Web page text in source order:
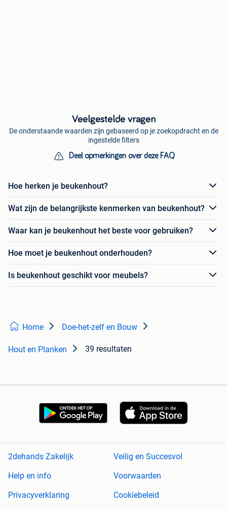
Veelgestelde vragen
De onderstaande waarden zijn gebaseerd op je zoekopdracht en de
ingestelde filters
Deel opmerkingen over deze FAQ
Hoe herken je beukenhout?
Wat zijn de belangrijkste kenmerken van beukenhout?
Waar kan je beukenhout het beste voor gebruiken?
Hoe moet je beukenhout onderhouden?
Is beukenhout geschikt voor meubels?
Home Doe-het-zelf en Bouw
Hout en Planken 39 resultaten
2dehands Zakelijk
Veilig en Succesvol
Help en info
Voorwaarden
Privacyverklaring
Cookiebeleid